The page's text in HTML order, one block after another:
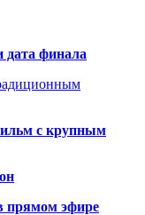
дата финала
с крупным
прямом эфире